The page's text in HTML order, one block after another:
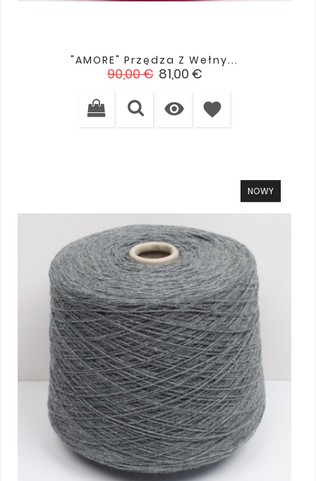
"AMORE" Przędza Z Wełny...
Cena
90,00 € Cena
81,00 €
 favorite
NOWY